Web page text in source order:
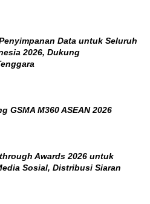
Data untuk Seluruh
2026, Dukung
GSMA M360 ASEAN 2026
Awards 2026 untuk
Sosial, Distribusi Siaran